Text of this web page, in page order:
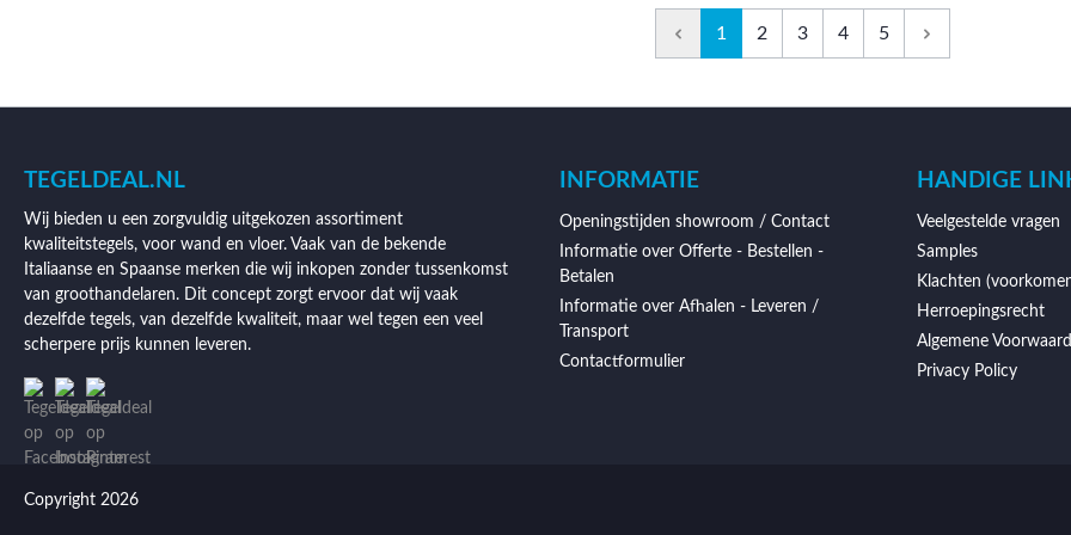
1 2 3 4 5
TEGELDEAL.NL
Wij bieden u een zorgvuldig uitgekozen assortiment
kwaliteitstegels, voor wand en vloer. Vaak van de bekende
Italiaanse en Spaanse merken die wij inkopen zonder tussenkomst
van groothandelaren. Dit concept zorgt ervoor dat wij vaak
dezelfde tegels, van dezelfde kwaliteit, maar wel tegen een veel
scherpere prijs kunnen leveren.
INFORMATIE
Openingstijden showroom / Contact
Informatie over Offerte - Bestellen -
Betalen
Informatie over Afhalen - Leveren /
Transport
Contactformulier
HANDIGE
Veelgestelde vragen
Samples
Klachten
Herroepingsrecht
Algemene
Privacy Policy
Copyright 2026